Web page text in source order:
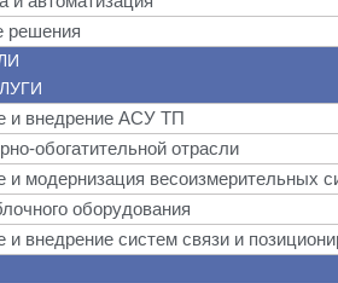
решения
и внедрение АСУ ТП
обогатительной отрасли
и модернизация весоизмерительных
оборудования
и внедрение систем связи и